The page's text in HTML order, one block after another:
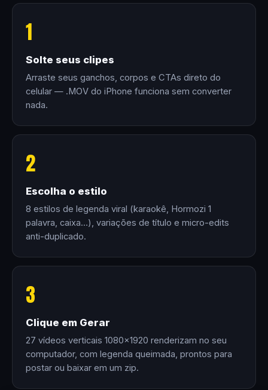
1
Solte seus clipes
Arraste seus ganchos, corpos e CTAs direto do
celular — .MOV do iPhone funciona sem converter
nada.
2
Escolha o estilo
8 estilos de legenda viral (karaokê, Hormozi 1
palavra, caixa…), variações de título e micro-edits
anti-duplicado.
3
Clique em Gerar
27 vídeos verticais 1080×1920 renderizam no seu
computador, com legenda queimada, prontos para
postar ou baixar em um zip.